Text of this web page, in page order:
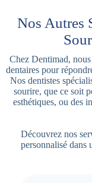
Nos Autres
Chez Dentimad,
dentaires pour
Nos dentistes
sourire, que ce soit
esthétiques, ou des
Découvrez nos
personnalisé dans